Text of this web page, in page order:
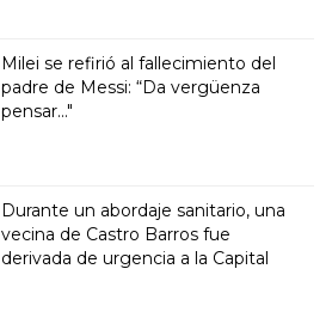
Milei se refirió al fallecimiento del
padre de Messi: “Da vergüenza
pensar..."
Durante un abordaje sanitario, una
vecina de Castro Barros fue
derivada de urgencia a la Capital